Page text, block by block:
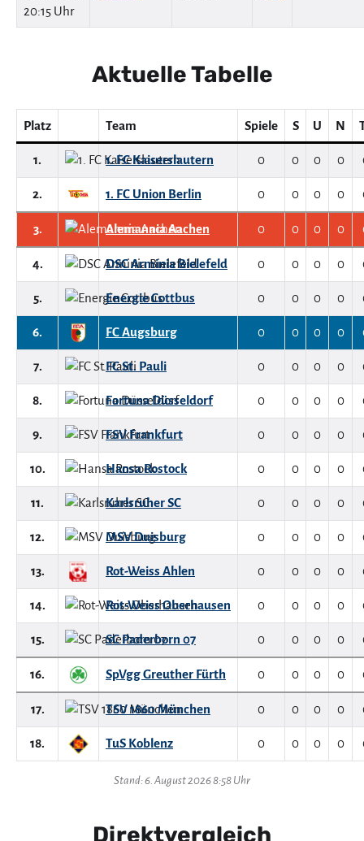
20:15 Uhr
Aktuelle Tabelle
Platz Team Spiele S U N
1. 1. FC Kaiserslautern 0 0 0 0
2. 1. FC Union Berlin 0 0 0 0
3. Alemannia Aachen 0 0 0 0
4. DSC Arminia Bielefeld 0 0 0 0
5. Energie Cottbus 0 0 0 0
6. FC Augsburg 0 0 0 0
7. FC St. Pauli 0 0 0 0
8. Fortuna Düsseldorf 0 0 0 0
9. FSV Frankfurt 0 0 0 0
10. Hansa Rostock 0 0 0 0
11. Karlsruher SC 0 0 0 0
12. MSV Duisburg 0 0 0 0
13. Rot-Weiss Ahlen 0 0 0 0
14. Rot-Weiss Oberhausen 0 0 0 0
15. SC Paderborn 07 0 0 0 0
16. SpVgg Greuther Fürth 0 0 0 0
17. TSV 1860 München 0 0 0 0
18. TuS Koblenz 0 0 0 0
Stand: 6. August 2026 8:58 Uhr
Direktvergleich